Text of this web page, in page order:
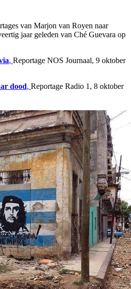
van Marjon van Royen naar
jaar geleden van Ché Guevara op
, Reportage NOS Journaal, 9 oktober
dood, Reportage Radio 1, 8 oktober